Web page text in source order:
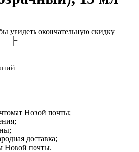
увидеть окончательную скидку
+
Новой почты;
доставка;
Новой почты.